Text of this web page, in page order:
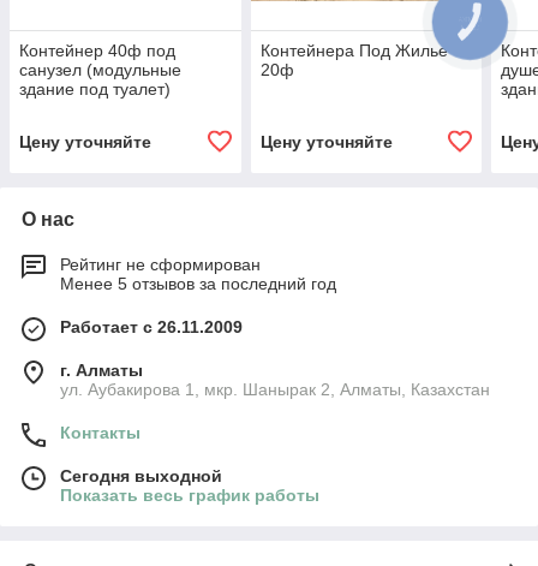
Контейнер 40ф под
санузел (модульные
здание под туалет)
Цену уточняйте
Контейнера Под Жилье
20ф
Цену уточняйте
О нас
Рейтинг не сформирован
Менее 5 отзывов за последний год
Работает с 26.11.2009
г. Алматы
ул. Аубакирова 1, мкр. Шанырак 2, Алматы, Казахстан
Контакты
Сегодня выходной
Показать весь график работы